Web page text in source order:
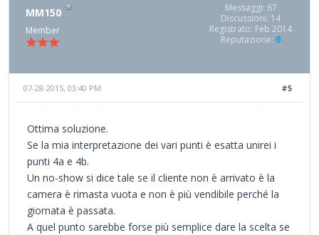
MM150
Member
Messaggi: 67
Discussioni: 14
Registrato: Feb 2014
Reputazione: 0
#5
07-28-2015, 03:40 PM
Ottima soluzione.
Se la mia interpretazione dei vari punti è esatta unirei i
punti 4a e 4b.
Un no-show si dice tale se il cliente non è arrivato è la
camera è rimasta vuota e non è più vendibile perché la
giornata è passata.
A quel punto sarebbe forse più semplice dare la scelta se